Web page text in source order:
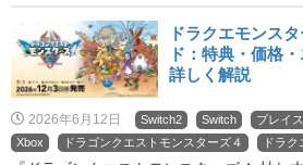
ドラクエモンス
ド：特典・価格
詳しく解説
2026年6月12日 Switch2 Switch プレイ
Xbox
ドラゴンクエストモンスターズ４ ドラ